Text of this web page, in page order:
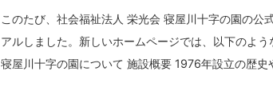
このたび、社会福祉法人 栄光会 寝屋川十字の園の公
アルしました。新しいホームページでは、以下のよう
寝屋川十字の園について 施設概要 1976年設立の歴